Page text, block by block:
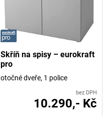
Skříň na spisy – eurokraft
pro
otočné dveře, 1 police
bez DPH
10.290,- Kč